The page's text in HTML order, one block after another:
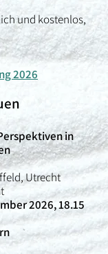
und kostenlos,
2026
in
Utrecht
2026, 18.15